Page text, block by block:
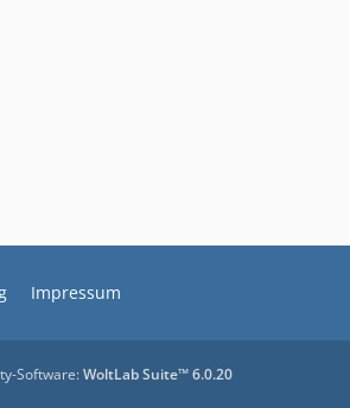
Impressum
Software:WoltLab Suite™ 6.0.20